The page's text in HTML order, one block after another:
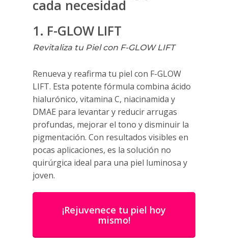
cada necesidad
1. F-GLOW LIFT
Revitaliza tu Piel con F-GLOW LIFT
Renueva y reafirma tu piel con F-GLOW
LIFT. Esta potente fórmula combina ácido
hialurónico, vitamina C, niacinamida y
DMAE para levantar y reducir arrugas
profundas, mejorar el tono y disminuir la
pigmentación. Con resultados visibles en
pocas aplicaciones, es la solución no
quirúrgica ideal para una piel luminosa y
joven.
¡Rejuvenece tu piel hoy
mismo!